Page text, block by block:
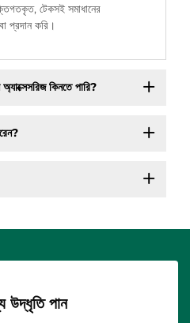
টেকসই সমাধানের
প্রদান করি।
কিনতে পারি?
উদ্ধৃতি পান